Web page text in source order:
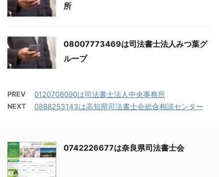
所
08007773469は司法書士法人みつ葉グ
ループ
PREV 0120708090は司法書士法人中央事務所
NEXT 0888253143は高知県司法書士会総合相談センター
0742226677は奈良県司法書士会